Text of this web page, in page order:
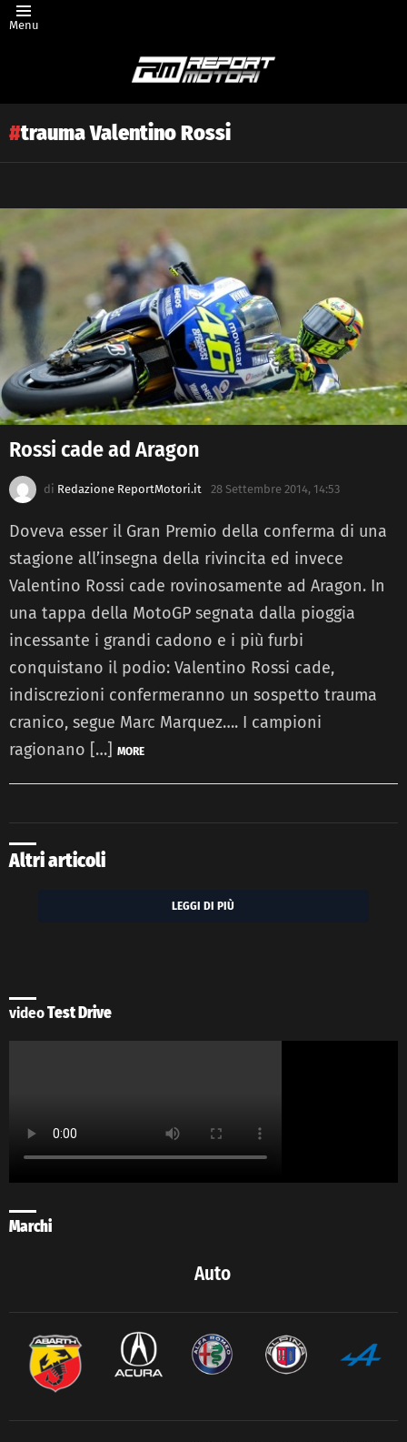
Menu
trauma Valentino Rossi
Latest
story
Rossi cade ad Aragon
di Redazione ReportMotori.it 28 Settembre 2014, 14:53
Doveva esser il Gran Premio della conferma di una
stagione all’insegna della rivincita ed invece
Valentino Rossi cade rovinosamente ad Aragon. In
una tappa della MotoGP segnata dalla pioggia
incessante i grandi cadono e i più furbi
conquistano il podio: Valentino Rossi cade,
indiscrezioni confermeranno un sospetto trauma
cranico, segue Marc Marquez…. I campioni
ragionano […] MORE
Altri articoli
LEGGI DI PIÙ
videoTest Drive
Marchi
Auto